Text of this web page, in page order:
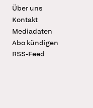
Über uns
Kontakt
Mediadaten
Abo kündigen
RSS-Feed